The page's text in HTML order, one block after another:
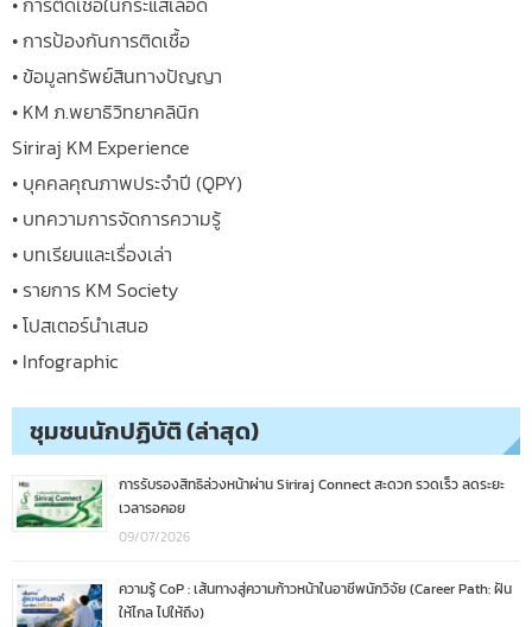
• การป้องกันการติดเชื้อ
• ข้อมูลทรัพย์สินทางปัญญา
• KM ภ.พยาธิวิทยาคลินิก
Siriraj KM Experience
• บุคคลคุณภาพประจำปี (QPY)
• บทความการจัดการความรู้
• บทเรียนและเรื่องเล่า
• รายการ KM Society
• โปสเตอร์นำเสนอ
• Infographic
ชุมชนนักปฏิบัติ (ล่าสุด)
การรับรองสิทธิล่วงหน้าผ่าน Siriraj Connect สะดวก รวดเร็ว ลดระยะ
เวลารอคอย
09/07/2026
ความรู้ CoP : เส้นทางสู่ความก้าวหน้าในอาชีพนักวิจัย (Career Path: ฝัน
ให้ไกล ไปให้ถึง)